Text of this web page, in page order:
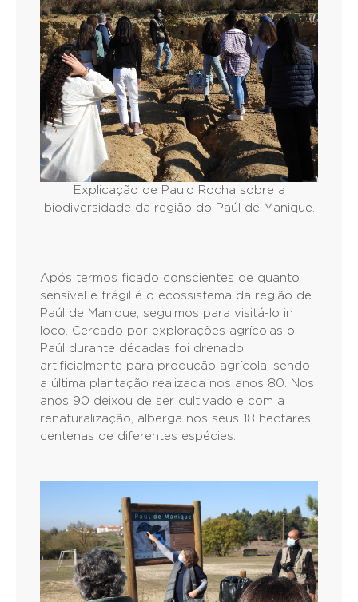
Explicação de Paulo Rocha sobre a
biodiversidade da região do Paúl de Manique.
Após termos ficado conscientes de quanto
sensível e frágil é o ecossistema da região de
Paúl de Manique, seguimos para visitá-lo in
loco. Cercado por explorações agrícolas o
Paúl durante décadas foi drenado
artificialmente para produção agrícola, sendo
a última plantação realizada nos anos 80. Nos
anos 90 deixou de ser cultivado e com a
renaturalização, alberga nos seus 18 hectares,
centenas de diferentes espécies.